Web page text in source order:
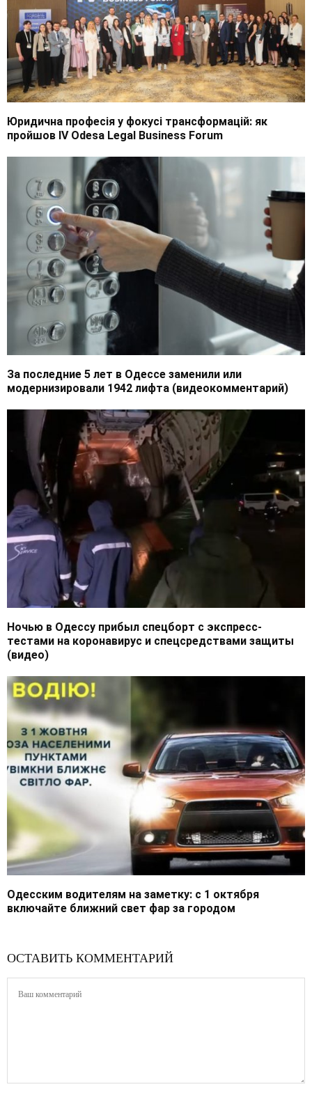
Юридична професія у фокусі трансформацій: як
пройшов IV Odesa Legal Business Forum
За последние 5 лет в Одессе заменили или
модернизировали 1942 лифта (видеокомментарий)
Ночью в Одессу прибыл спецборт с экспресс-
тестами на коронавирус и спецсредствами защиты
(видео)
Одесским водителям на заметку: с 1 октября
включайте ближний свет фар за городом
ОСТАВИТЬ КОММЕНТАРИЙ